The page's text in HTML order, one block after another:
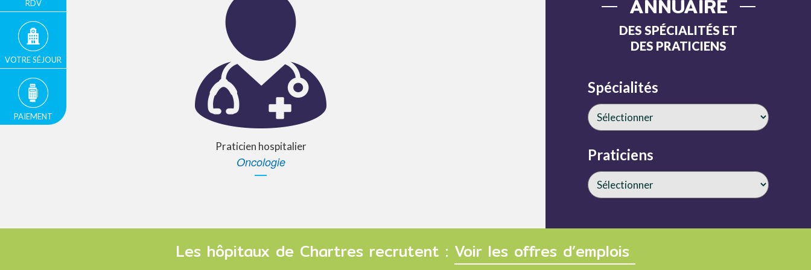
RDV
VOTRE SÉJOUR
PAIEMENT
Praticien hospitalier
Oncologie
DES SPÉCIALITÉS ET
DES PRATICIENS
Spécialités
Praticiens
Les hôpitaux de Chartres recrutent : Voir les offres d’emplois